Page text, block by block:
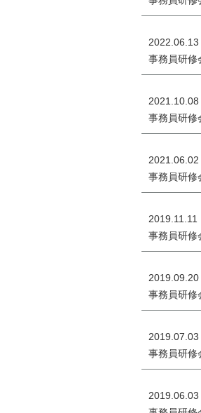
2022.06.13
事務員研修
2021.10.08
事務員研修
2021.06.02
事務員研修
2019.11.11
事務員研修
2019.09.20
事務員研修
2019.07.03
事務員研修
2019.06.03